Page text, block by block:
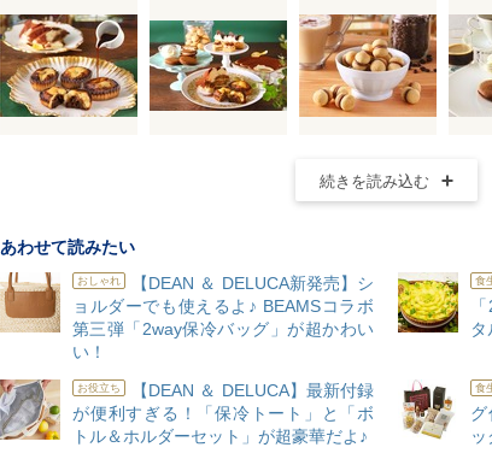
続きを読み込む
あわせて読みたい
おしゃれ
【DEAN ＆ DELUCA新発売】シ
ョルダーでも使えるよ♪ BEAMSコラボ
第三弾「2way保冷バッグ」が超かわい
い！
食
タ
お役立ち
【DEAN ＆ DELUCA】最新付録
が便利すぎる！「保冷トート」と「ボ
トル＆ホルダーセット」が超豪華だよ♪
食